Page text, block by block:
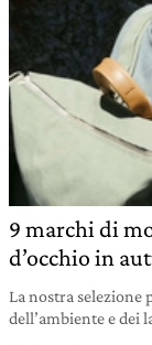
9 marchi di
d’occhio in
La nostra
dell’ambiente e dei